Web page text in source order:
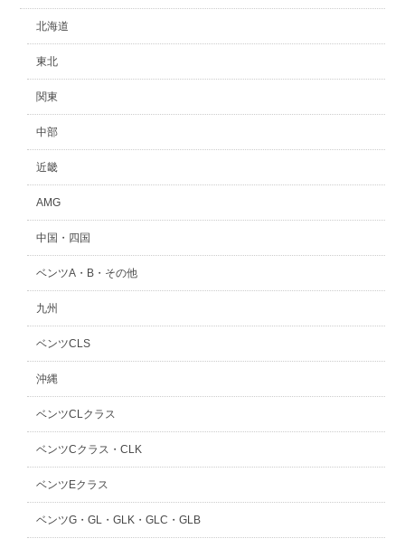
北海道
東北
関東
中部
近畿
AMG
中国・四国
ベンツA・B・その他
九州
ベンツCLS
沖縄
ベンツCLクラス
ベンツCクラス・CLK
ベンツEクラス
ベンツG・GL・GLK・GLC・GLB